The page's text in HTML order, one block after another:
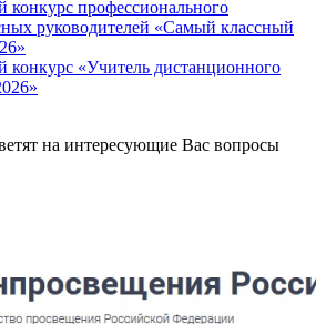
конкурс профессионального
руководителей «Самый классный
конкурс «Учитель дистанционного
на интересующие Вас вопросы